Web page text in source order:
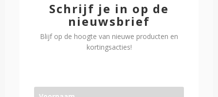
Schrijf je in op de
nieuwsbrief
Blijf op de hoogte van nieuwe producten en
kortingsacties!